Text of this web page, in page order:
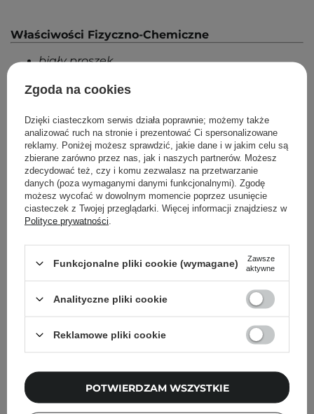
Właściwości Fizyczno-Chemiczne
biały proszek
Powrót do Cosipedii
Pokaż więcej wpisów zSierpień 2020
Pielęgnacyjne checklisty, eksperckie porady,
wiadomości marketingowych i
przetwarzanie moich danych przez
Cosibella sp. z o.o, zgodnie zpolityką
Zgoda na cookies
Dzięki ciasteczkom serwis działa poprawnie; możemy także
analizować ruch na stronie i prezentować Ci spersonalizowane
reklamy. Poniżej możesz sprawdzić, jakie dane i w jakim celu są
zbierane zarówno przez nas, jak i naszych partnerów. Możesz
zdecydować też, czy i komu zezwalasz na przetwarzanie
danych (poza wymaganymi danymi funkcjonalnymi). Zgodę
możesz wycofać w dowolnym momencie poprzez usunięcie
ciasteczek z Twojej przeglądarki. Więcej informacji znajdziesz w
Polityce prywatności
Funkcjonalne pliki cookie (wymagane)
Zawsze
aktywne
Analityczne pliki cookie
Reklamowe pliki cookie
POTWIERDZAM WSZYSTKIE